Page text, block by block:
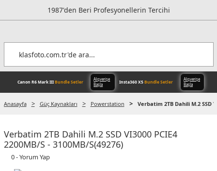
1987'den Beri Profesyonellerin Tercihi
Canon R6 Mark IIIBundle Setler Alışverişe
Anasayfa Güç Kaynakları Powerstation Verbatim 2TB Dahili M.2 SSD
Verbatim 2TB Dahili M.2 SSD VI3000 PCIE4
2200MB/S - 3100MB/S(49276)
0 - Yorum Yap